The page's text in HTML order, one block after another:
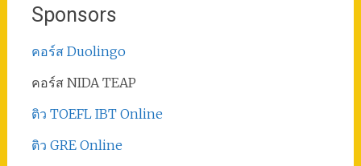
Sponsors
คอร์ส Duolingo
คอร์ส NIDA TEAP
ติว TOEFL IBT Online
ติว GRE Online